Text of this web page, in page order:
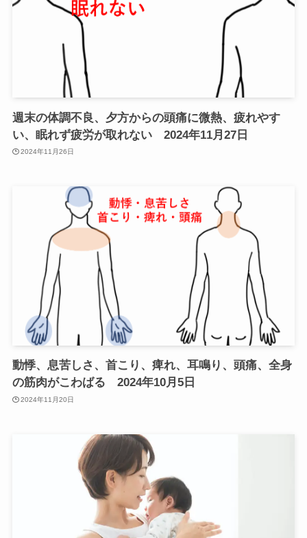
週末の体調不良、夕方からの頭痛に微熱、疲れやす
い、眠れず疲労が取れない 2024年11月27日
2024年11月26日
動悸、息苦しさ、首こり、痺れ、耳鳴り、頭痛、全身
の筋肉がこわばる 2024年10月5日
2024年11月20日